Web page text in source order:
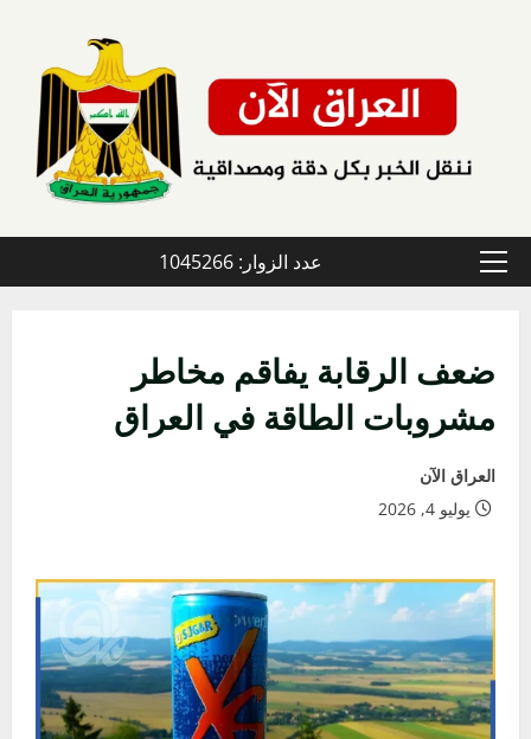
القائمة
عدد الزوار: 1045266
ضعف الرقابة يفاقم مخاطر
مشروبات الطاقة في العراق
العراق الآن
يوليو 4, 2026